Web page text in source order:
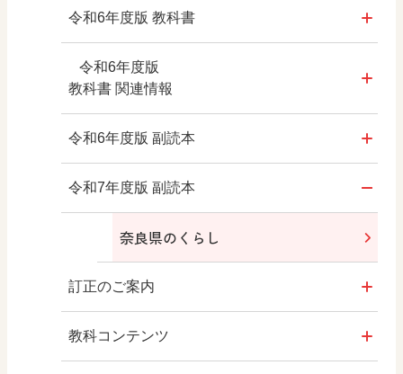
令和6年度版
年間指導計画案・評価規準
小学校社会科3・4年生用
副読本作成の手引〔新訂版〕
令和6年度版 教科書
教科書のご案内
教科横断的な展開
動画
内容解説資料
内容解説資料（別冊）
編修趣意書
令和6年度版
教科書 関連情報
教師用指導書
拡大教科書
デジタル教科書・教材
教科書QRコンテンツ
学習指導要領 新旧対照表
令和6年度版 副読本
わたしたちの大阪
3年、4年
わたしたちの大阪
（泉北版・北河内版）
わたしたちの東大阪
令和7年度版 副読本
奈良県のくらし
訂正のご案内
令和6年度版 教科書
教科コンテンツ